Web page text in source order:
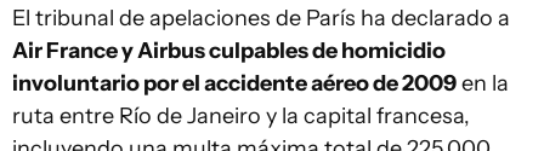
El tribunal de apelaciones de París ha declarado a
Air France y Airbus culpables de homicidio
involuntario por el accidente aéreo de 2009en la
ruta entre Río de Janeiro y la capital francesa,